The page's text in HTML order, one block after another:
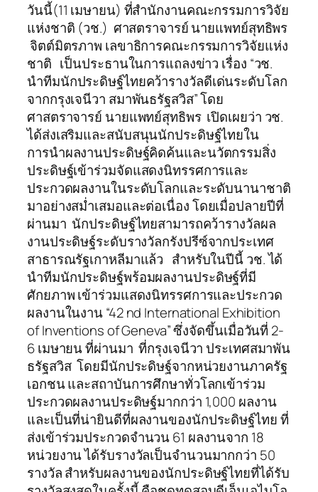
วันนี้(11 เมษายน) ที่สำนักงานคณะกรรมการวิจัย
แห่งชาติ (วช.) ศาสตราจารย์ นายแพทย์สุทธิพร
จิตต์มิตรภาพ เลขาธิการคณะกรรมการวิจัยแห่ง
ชาติ เป็นประธานในการแถลงข่าว เรื่อง “วช.
นำทีมนักประดิษฐ์ไทยคว้ารางวัลดีเด่นระดับโลก
จากกรุงเจนีวา สมาพันธรัฐสวิส” โดย
ศาสตราจารย์ นายแพทย์สุทธิพร เปิดเผยว่า วช.
ได้ส่งเสริมและสนับสนุนนักประดิษฐ์ไทยใน
การนำผลงานประดิษฐ์คิดค้นและนวัตกรรมสิ่ง
ประดิษฐ์เข้าร่วมจัดแสดงนิทรรศการและ
ประกวดผลงานในระดับโลกและระดับนานาชาติ
มาอย่างสม่ำเสมอและต่อเนื่อง โดยเมื่อปลายปีที่
ผ่านมา นักประดิษฐ์ไทยสามารถคว้ารางวัลผล
งานประดิษฐ์ระดับรางวัลกรังปรีซ์จากประเทศ
สาธารณรัฐเกาหลีมาแล้ว สำหรับในปีนี้ วช. ได้
นำทีมนักประดิษฐ์พร้อมผลงานประดิษฐ์ที่มี
ศักยภาพ เข้าร่วมแสดงนิทรรศการและประกวด
ผลงานในงาน “42 nd International Exhibition
of Inventions of Geneva” ซึ่งจัดขึ้นเมื่อวันที่ 2-
6 เมษายน ที่ผ่านมา ที่กรุงเจนีวา ประเทศสมาพัน
ธรัฐสวิส โดยมีนักประดิษฐ์จากหน่วยงานภาครัฐ
เอกชน และสถาบันการศึกษาทั่วโลกเข้าร่วม
ประกวดผลงานประดิษฐ์มากกว่า 1,000 ผลงาน
และเป็นที่น่ายินดีที่ผลงานของนักประดิษฐ์ไทย ที่
ส่งเข้าร่วมประกวดจำนวน 61 ผลงานจาก 18
หน่วยงาน ได้รับรางวัลเป็นจำนวนมากกว่า 50
รางวัล สำหรับผลงานของนักประดิษฐ์ไทยที่ได้รับ